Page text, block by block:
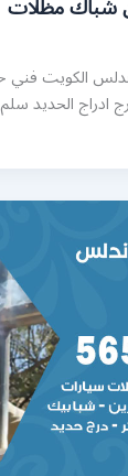
الكويت
الحديد